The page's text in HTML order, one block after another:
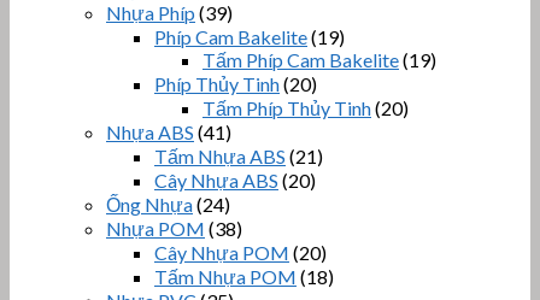
Nhựa Phíp (39)
Phíp Cam Bakelite(19)
Tấm Phíp Cam Bakelite(19)
Phíp Thủy Tinh(20)
Tấm Phíp Thủy Tinh(20)
Nhựa ABS (41)
Tấm Nhựa ABS (21)
Cây Nhựa ABS (20)
Ống Nhựa(24)
Nhựa POM (38)
Cây Nhựa POM (20)
Tấm Nhựa POM (18)